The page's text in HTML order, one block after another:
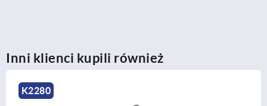
Inni klienci kupili również